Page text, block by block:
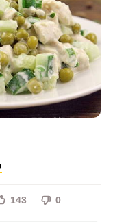
143 0